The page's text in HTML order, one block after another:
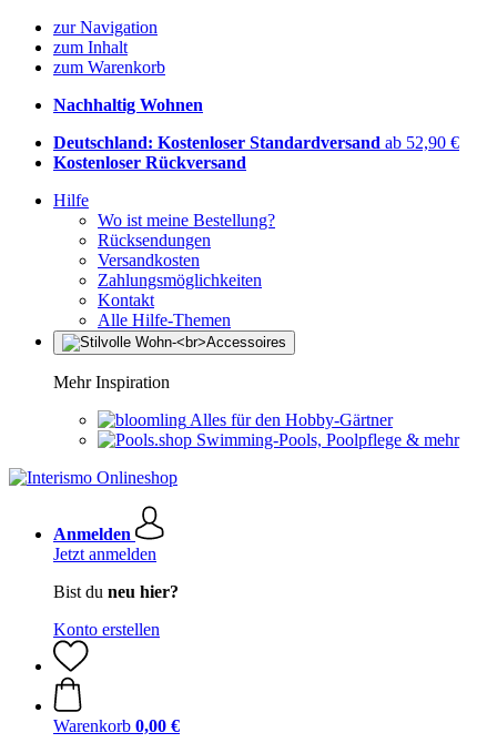
zur Navigation
zum Inhalt
zum Warenkorb
Nachhaltig Wohnen
Deutschland: Kostenloser Standardversand ab 52,90 €
Kostenloser Rückversand
Hilfe
Wo ist meine Bestellung?
Rücksendungen
Versandkosten
Zahlungsmöglichkeiten
Kontakt
Alle Hilfe-Themen
Mehr Inspiration
Alles für den Hobby-Gärtner
Swimming-Pools, Poolpflege & mehr
Anmelden
Jetzt anmelden
Bist du neu hier?
Konto erstellen
Warenkorb 0,00 €